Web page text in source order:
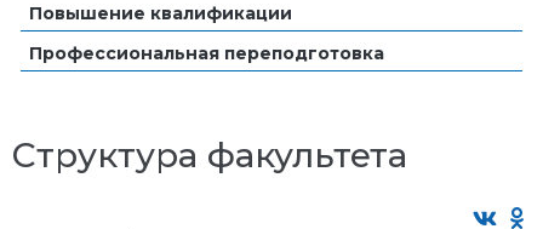
Повышение квалификации
Профессиональная переподготовка
Структура факультета